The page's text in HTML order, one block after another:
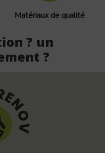
Matériaux de qualité
? un
?